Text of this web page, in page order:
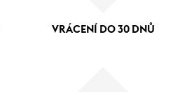
VRÁCENÍ DO 30 DNŮ